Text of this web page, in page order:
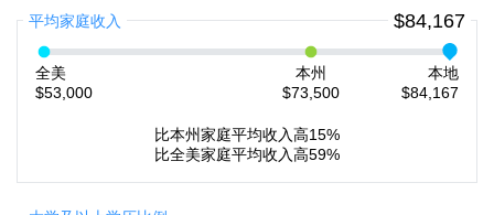
平均家庭收入 $84,167
全美
$53,000
本州
$73,500
本地
$84,167
比本州家庭平均收入高15%
比全美家庭平均收入高59%